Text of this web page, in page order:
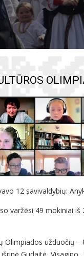
12 savivaldybių:
varžėsi 49 mokiniai
Olimpiados užduočių